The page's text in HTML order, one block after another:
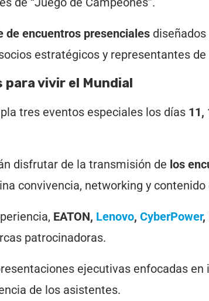
de encuentros presenciales
estratégicos y representantes de
vivir el Mundial
tres eventos especiales los días 11,
disfrutar de la transmisión de los
convivencia, networking y
EATON, Lenovo, CyberPower,
patrocinadoras.
ejecutivas enfocadas
de los asistentes.